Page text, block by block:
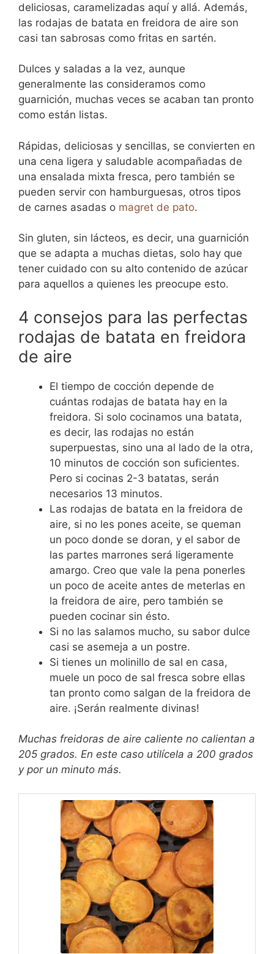
deliciosas, caramelizadas aquí y allá. Además,
las rodajas de batata en freidora de aire son
casi tan sabrosas como fritas en sartén.
Dulces y saladas a la vez, aunque
generalmente las consideramos como
guarnición, muchas veces se acaban tan pronto
como están listas.
Rápidas, deliciosas y sencillas, se convierten en
una cena ligera y saludable acompañadas de
una ensalada mixta fresca, pero también se
pueden servir con hamburguesas, otros tipos
de carnes asadas o magret de pato.
Sin gluten, sin lácteos, es decir, una guarnición
que se adapta a muchas dietas, solo hay que
tener cuidado con su alto contenido de azúcar
para aquellos a quienes les preocupe esto.
4 consejos para las perfectas
rodajas de batata en freidora
de aire
El tiempo de cocción depende de
cuántas rodajas de batata hay en la
freidora. Si solo cocinamos una batata,
es decir, las rodajas no están
superpuestas, sino una al lado de la otra,
10 minutos de cocción son suficientes.
Pero si cocinas 2-3 batatas, serán
necesarios 13 minutos.
Las rodajas de batata en la freidora de
aire, si no les pones aceite, se queman
un poco donde se doran, y el sabor de
las partes marrones será ligeramente
amargo. Creo que vale la pena ponerles
un poco de aceite antes de meterlas en
la freidora de aire, pero también se
pueden cocinar sin ésto.
Si no las salamos mucho, su sabor dulce
casi se asemeja a un postre.
Si tienes un molinillo de sal en casa,
muele un poco de sal fresca sobre ellas
tan pronto como salgan de la freidora de
aire. ¡Serán realmente divinas!
Muchas freidoras de aire caliente no calientan a
205 grados. En este caso utilícela a 200 grados
y por un minuto más.